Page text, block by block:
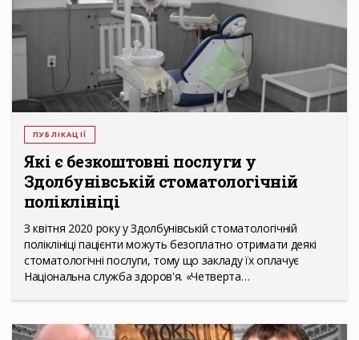
ПУБЛІКАЦІЇ
Які є безкоштовні послуги у
Здолбунівській стоматологічній
поліклініці
З квітня 2020 року у Здолбунівській стоматологічній
поліклініці пацієнти можуть безоплатно отримати деякі
стоматологічні послуги, тому що закладу їх оплачує
Національна служба здоров'я. «Четверта…